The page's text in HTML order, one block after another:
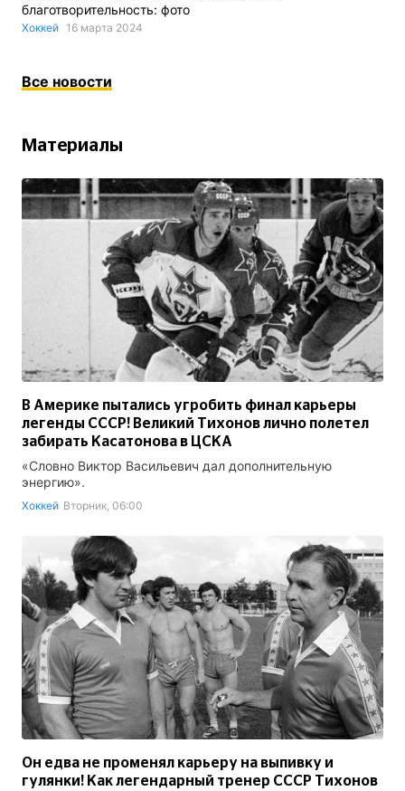
благотворительность: фото
Хоккей 16 марта 2024
Все новости
Материалы
В Америке пытались угробить финал карьеры
легенды СССР! Великий Тихонов лично полетел
забирать Касатонова в ЦСКА
«Словно Виктор Васильевич дал дополнительную
энергию».
Хоккей Вторник, 06:00
Он едва не променял карьеру на выпивку и
гулянки! Как легендарный тренер СССР Тихонов